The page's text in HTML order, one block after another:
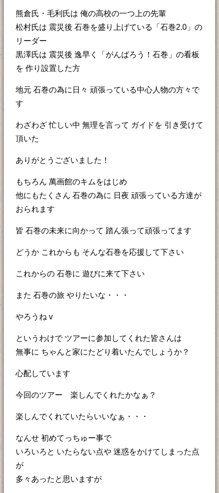
熊倉氏・毛利氏は 俺の高校の一つ上の先輩
松村氏は 震災後 石巻を盛り上げている「石巻2.0」の
リーダー
黒澤氏は 震災後 逸早く「がんばろう！石巻」の看板
を 作り設置した方
地元 石巻の為に日々 頑張っている中心人物の方々で
す
わざわざ 忙しい中 無理を言って ガイドを 引き受けて
頂いた
ありがとうございました！
もちろん 萬画館のキムをはじめ
他にもたくさん 石巻の為に 日夜 頑張っている方達が
おられます
皆 石巻の未来に向かって 踏ん張って頑張ってます
どうか これからも そんな石巻を応援して下さい
これからの 石巻に 遊びに来て下さい
また 石巻の旅 やりたいな・・・
やろうね v
というわけで ツアーに参加してくれた皆さんは
無事に ちゃんと家にたどり着いたんでしょうか？
心配しています
今回のツアー 楽しんでくれたかなぁ？
楽しんでくれていたらいいなぁ・・・
なんせ 初めてっちゅー事で
いろいろと いたらない点や 迷惑をかけてしまった点
が
多々あったと思いますが